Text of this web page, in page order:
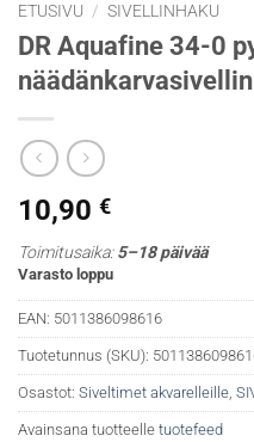
ETUSIVU / SIVELLINHAKU
DR Aquafine 34-0
näädänkarvasivellin
10,90 €
Toimitusaika:5–18 päivää
Varasto loppu
EAN: 5011386098616
Tuotetunnus (SKU):
Osastot: Siveltimet akvarelleille,
Avainsana tuotteelle tuotefeed